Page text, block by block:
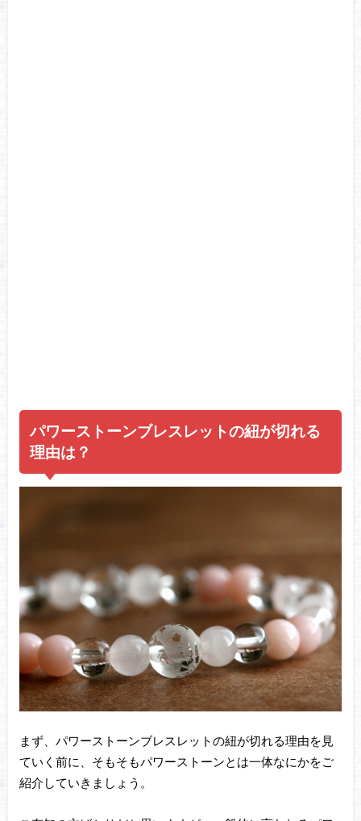
パワーストーンブレスレットの紐が切れる
理由は？
まず、パワーストーンブレスレットの紐が切れる理由を見
ていく前に、そもそもパワーストーンとは一体なにかをご
紹介していきましょう。